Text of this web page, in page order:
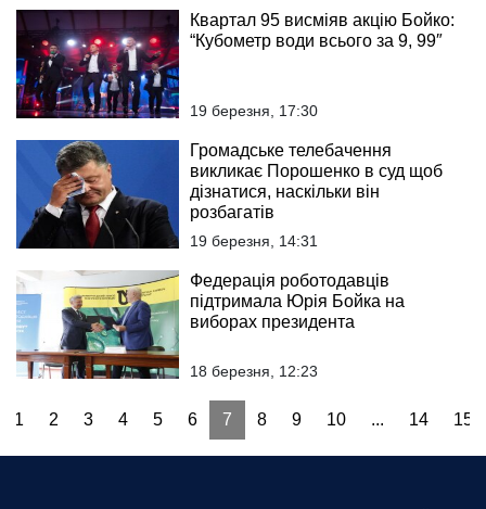
Квартал 95 висміяв акцію Бойко:
“Кубометр води всього за 9, 99″
19 березня, 17:30
Громадське телебачення
викликає Порошенко в суд щоб
дізнатися, наскільки він
розбагатів
19 березня, 14:31
Федерація роботодавців
підтримала Юрія Бойка на
виборах президента
18 березня, 12:23
1 2 3 4 5 6 7 8 9 10 ... 14 15